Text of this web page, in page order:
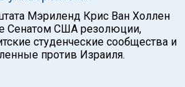
Мэриленд Крис Ван Холлен
Сенатом США резолюции,
студенческие сообщества и
против Израиля.